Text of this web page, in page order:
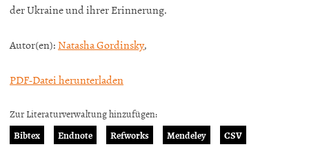
der Ukraine und ihrer Erinnerung.
Autor(en): Natasha Gordinsky,
PDF-Datei herunterladen
Zur Literaturverwaltung hinzufügen:
Bibtex
Endnote Refworks Mendeley CSV